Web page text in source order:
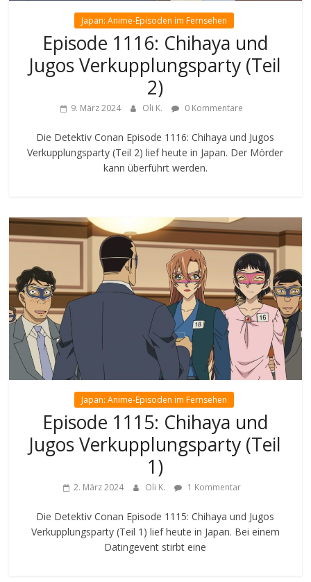
Japan: Anime-Episoden im Fernsehen
Episode 1116: Chihaya und
Jugos Verkupplungsparty (Teil
2)
9. März 2024 Oli K. 0 Kommentare
Die Detektiv Conan Episode 1116: Chihaya und Jugos
Verkupplungsparty (Teil 2) lief heute in Japan. Der Mörder
kann überführt werden.
Japan: Anime-Episoden im Fernsehen
Episode 1115: Chihaya und
Jugos Verkupplungsparty (Teil
1)
2. März 2024 Oli K. 1 Kommentar
Die Detektiv Conan Episode 1115: Chihaya und Jugos
Verkupplungsparty (Teil 1) lief heute in Japan. Bei einem
Datingevent stirbt eine